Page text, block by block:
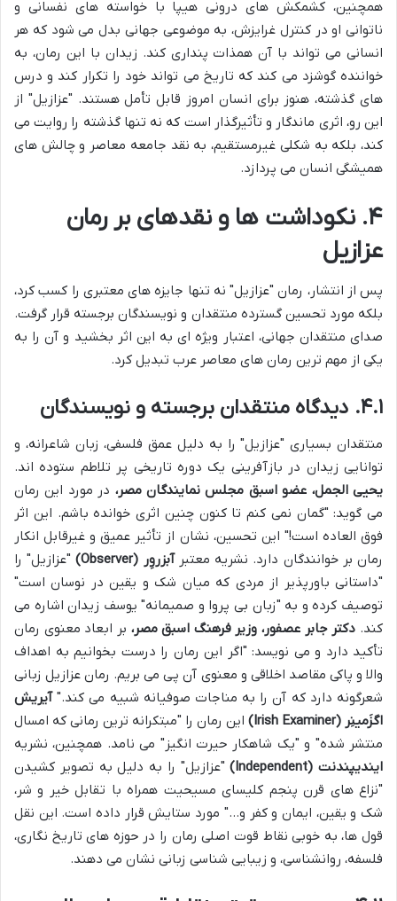
همچنین، کشمکش های درونی هیپا با خواسته های نفسانی و
ناتوانی او در کنترل غرایزش، به موضوعی جهانی بدل می شود که هر
انسانی می تواند با آن همذات پنداری کند. زیدان با این رمان، به
خواننده گوشزد می کند که تاریخ می تواند خود را تکرار کند و درس
های گذشته، هنوز برای انسان امروز قابل تأمل هستند. "عزازیل" از
این رو، اثری ماندگار و تأثیرگذار است که نه تنها گذشته را روایت می
کند، بلکه به شکلی غیرمستقیم، به نقد جامعه معاصر و چالش های
همیشگی انسان می پردازد.
۴. نکوداشت ها و نقدهای بر رمان
عزازیل
پس از انتشار، رمان "عزازیل" نه تنها جایزه های معتبری را کسب کرد،
بلکه مورد تحسین گسترده منتقدان و نویسندگان برجسته قرار گرفت.
صدای منتقدان جهانی، اعتبار ویژه ای به این اثر بخشید و آن را به
یکی از مهم ترین رمان های معاصر عرب تبدیل کرد.
۴.۱. دیدگاه منتقدان برجسته و نویسندگان
منتقدان بسیاری "عزازیل" را به دلیل عمق فلسفی، زبان شاعرانه، و
توانایی زیدان در بازآفرینی یک دوره تاریخی پر تلاطم ستوده اند.
یحیی الجمل، عضو اسبق مجلس نمایندگان مصر، در مورد این رمان
می گوید: "گمان نمی کنم تا کنون چنین اثری خوانده باشم. این اثر
فوق العاده است!" این تحسین، نشان از تأثیر عمیق و غیرقابل انکار
رمان بر خوانندگان دارد. نشریه معتبرآبزروِر (Observer)
"عزازیل" را
"داستانی باورپذیر از مردی که میان شک و یقین در نوسان است"
توصیف کرده و به "زبان بی پروا و صمیمانه" یوسف زیدان اشاره می
کند. دکتر جابر عصفور، وزیر فرهنگ اسبق مصر، بر ابعاد معنوی رمان
تأکید دارد و می نویسد: "اگر این رمان را درست بخوانیم به اهداف
والا و پاکی مقاصد اخلاقی و معنوی آن پی می بریم. رمان عزازیل زبانی
شعرگونه دارد که آن را به مناجات صوفیانه شبیه می کند."آیریش
اگزَمینِر (Irish Examiner)
این رمان را "مبتکرانه ترین رمانی که امسال
منتشر شده" و "یک شاهکار حیرت انگیز" می نامد. همچنین، نشریه
ایندیپندنت (Independent)
"عزازیل" را به دلیل به تصویر کشیدن
"نزاع های قرن پنجم کلیسای مسیحیت همراه با تقابل خیر و شر،
شک و یقین، ایمان و کفر و…" مورد ستایش قرار داده است. این نقل
قول ها، به خوبی نقاط قوت اصلی رمان را در حوزه های تاریخ نگاری،
فلسفه، روانشناسی، و زیبایی شناسی زبانی نشان می دهند.